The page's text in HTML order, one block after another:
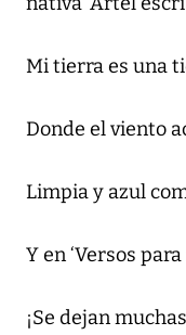
Mi tierra es una
Donde el viento
Limpia y azul
Y en ‘Versos
¡Se dejan